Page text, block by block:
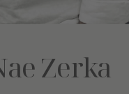
Zerka